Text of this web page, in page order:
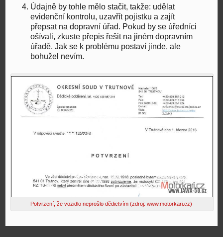
Údajně by tohle mělo stačit, takže: udělat
evidenční kontrolu, uzavřít pojistku a zajít
přepsat na dopravní úřad. Pokud by se úředníci
ošívali, zkuste přepis řešit na jiném dopravním
úřadě. Jak se k problému postaví jinde, ale
bohužel nevím.
Potvrzení, že vozidlo neprošlo dědictvím (zdroj: www.motorkari.cz)